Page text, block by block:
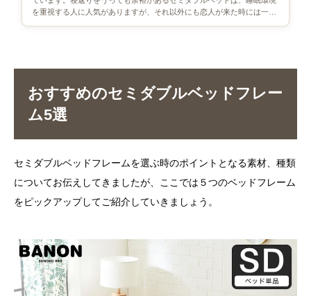
を重視する人に人気がありますが、それ以外にも恋人が来た時には一時
おすすめのセミダブルベッドフレー
ム5選
セミダブルベッドフレームを選ぶ時のポイントとなる素材、種類
についてお伝えしてきましたが、ここでは５つのベッドフレーム
をピックアップしてご紹介していきましょう。